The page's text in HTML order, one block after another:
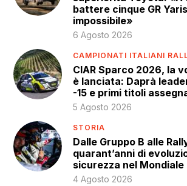
battere cinque GR
impossibile»
6 Agosto 2026
CAMPIONATI ITALIANI
CIAR Sparco 2026, la
è lanciata: Daprà
-15 e primi titoli
5 Agosto 2026
STORIA
Dalle Gruppo B alle
quarant’anni di
sicurezza nel Mondiale
4 Agosto 2026